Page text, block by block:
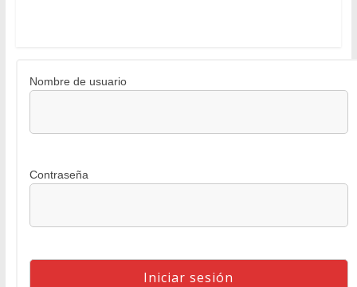
Nombre de usuario
Contraseña